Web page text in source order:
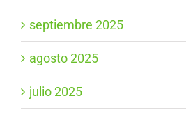
septiembre 2025
agosto 2025
julio 2025